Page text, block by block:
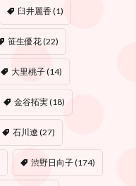
臼井麗香(1)
笹生優花(22)
大里桃子(14)
金谷拓実(18)
石川遼 (27)
渋野日向子(174)